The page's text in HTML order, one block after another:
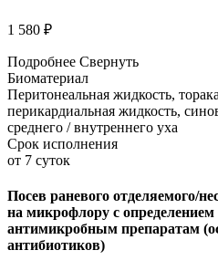
1 580 ₽
Подробнее Свернуть
Биоматериал
Перитонеальная жидкость,
перикардиальная жидкость,
среднего / внутреннего уха
Срок исполнения
от 7 суток
Посев раневого отделяемого/
на микрофлору с определением
антимикробным препаратам
антибиотиков)